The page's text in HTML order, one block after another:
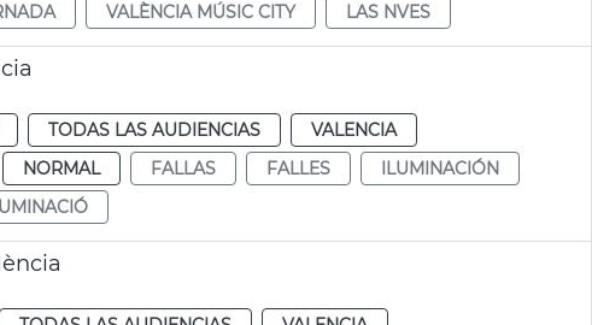
VALÈNCIA MÚSIC CITY LAS NVES
TODAS LAS AUDIENCIAS
VALENCIA
NORMAL FALLAS FALLES
ILUMINACIÓN